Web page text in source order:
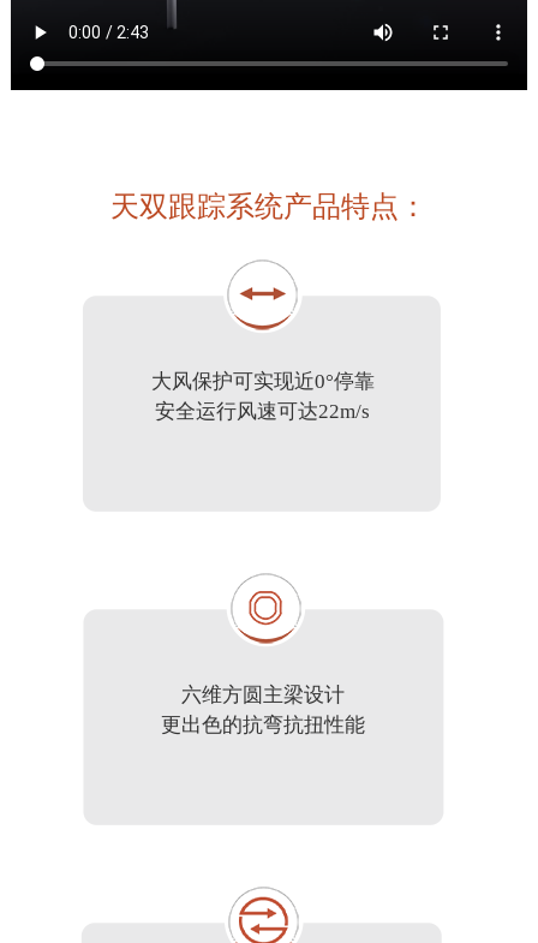
天双跟踪系统产品特点：
大风保护可实现近0°停靠
安全运行风速可达22m/s
六维方圆主梁设计
更出色的抗弯抗扭性能